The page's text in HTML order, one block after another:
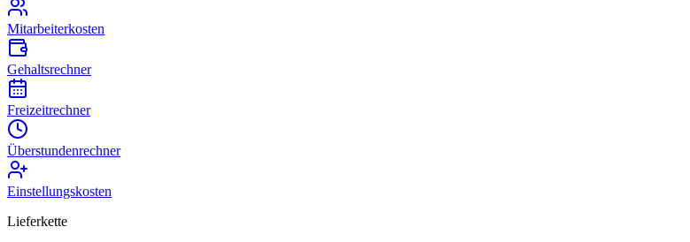
Mitarbeiterkosten
Gehaltsrechner
Freizeitrechner
Überstundenrechner
Einstellungskosten
Lieferkette